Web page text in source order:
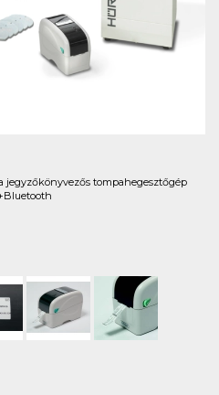
jegyzőkönyvezős tompahegesztőgép